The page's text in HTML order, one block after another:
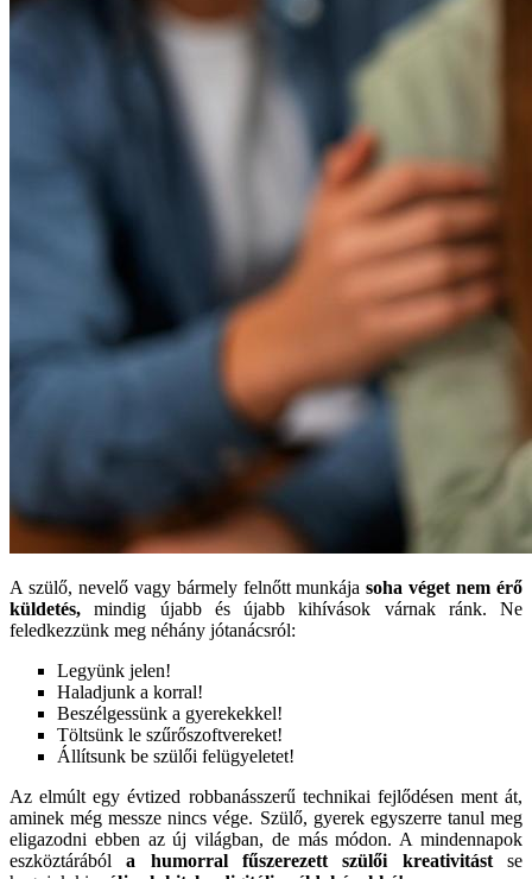
A szülő, nevelő vagy bármely felnőtt munkája soha véget nem érő
küldetés,mindig újabb és újabb kihívások várnak ránk. Ne
feledkezzünk meg néhány jótanácsról:
Legyünk jelen!
Haladjunk a korral!
Beszélgessünk a gyerekekkel!
Töltsünk le szűrőszoftvereket!
Állítsunk be szülői felügyeletet!
Az elmúlt egy évtized robbanásszerű technikai fejlődésen ment át,
aminek még messze nincs vége. Szülő, gyerek egyszerre tanul meg
eligazodni ebben az új világban, de más módon. A mindennapok
eszköztárábóla humorral fűszerezett szülői kreativitástse